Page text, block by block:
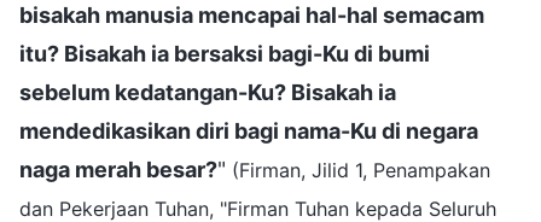
bisakah manusia mencapai hal-hal semacam
itu? Bisakah ia bersaksi bagi-Ku di bumi
sebelum kedatangan-Ku? Bisakah ia
mendedikasikan diri bagi nama-Ku di negara
naga merah besar?" (Firman, Jilid 1, Penampakan
dan Pekerjaan Tuhan, "Firman Tuhan kepada Seluruh